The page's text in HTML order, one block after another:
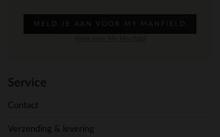
MELD JE AAN VOOR MY MANFIELD
Service
Contact
Verzending & levering